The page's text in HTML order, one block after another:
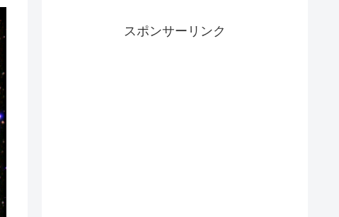
スポンサーリンク